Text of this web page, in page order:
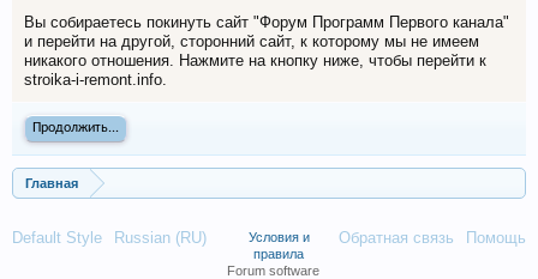
Вы собираетесь покинуть сайт "Форум Программ Первого канала"
и перейти на другой, сторонний сайт, к которому мы не имеем
никакого отношения. Нажмите на кнопку ниже, чтобы перейти к
stroika-i-remont.info.
Продолжить...
Главная
Default Style Russian (RU) Обратная связь Помощь
Условия и
правила
Forum software